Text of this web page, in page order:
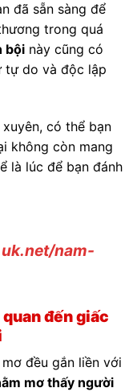
đã sẵn sàng để
trong quá
bội này cũng có
tự do và độc lập
có thể bạn
không còn mang
là lúc để bạn đánh
nam-
đến giấc
đều gắn liền với
mơ thấy người